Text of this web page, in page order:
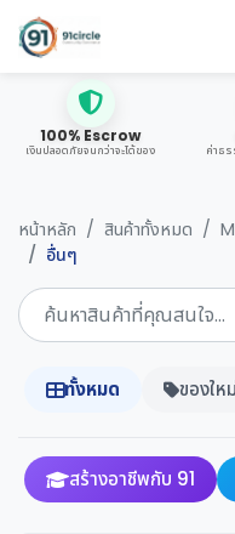
100% Escrow
เงินปลอดภัยจนกว่าจะได้ของ ค่าธ
หน้าหลัก สินค้าทั้งหมด
อื่นๆ
ทั้งหมด ของให
สร้างอาชีพกับ 91